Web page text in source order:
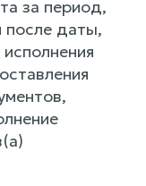
за период,
после даты,